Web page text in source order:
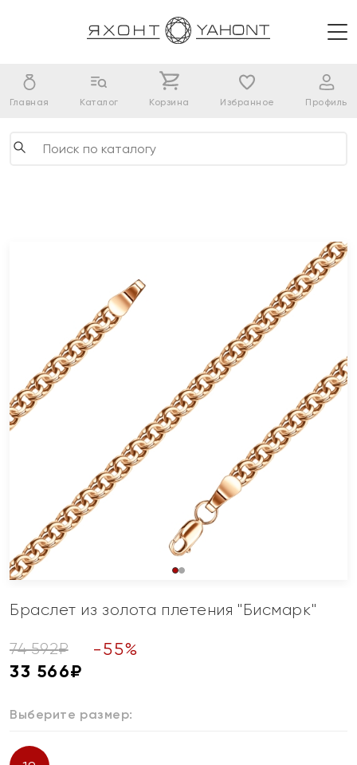
Главная Каталог Корзина Избранное Профиль
Браслет из золота плетения "Бисмарк"
74 592₽ -55%
33 566₽
Выберите размер: